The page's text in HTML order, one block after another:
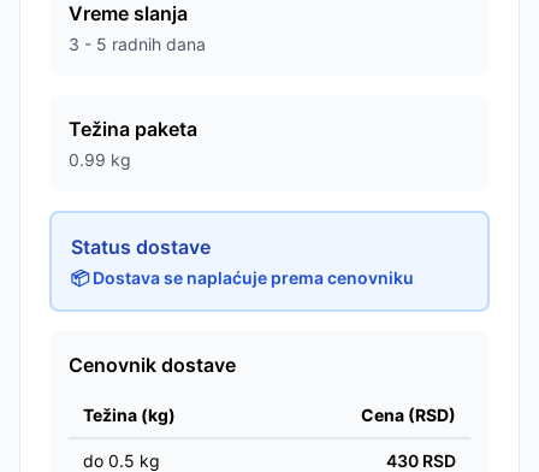
Vreme slanja
3 - 5 radnih dana
Težina paketa
0.99 kg
Status dostave
📦 Dostava se naplaćuje prema cenovniku
Cenovnik dostave
Težina (kg) Cena (RSD)
do 0.5 kg 430 RSD